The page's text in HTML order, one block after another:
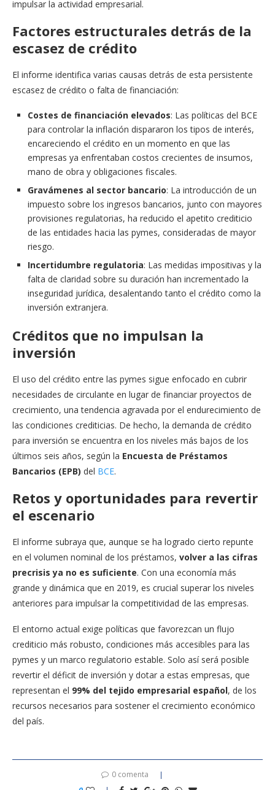
impulsar la actividad empresarial.
Factores estructurales detrás de la
escasez de crédito
El informe identifica varias causas detrás de esta persistente
escasez de crédito o falta de financiación:
Costes de financiación elevados: Las políticas del BCE
para controlar la inflación dispararon los tipos de interés,
encareciendo el crédito en un momento en que las
empresas ya enfrentaban costos crecientes de insumos,
mano de obra y obligaciones fiscales.
Gravámenes al sector bancario: La introducción de un
impuesto sobre los ingresos bancarios, junto con mayores
provisiones regulatorias, ha reducido el apetito crediticio
de las entidades hacia las pymes, consideradas de mayor
riesgo.
Incertidumbre regulatoria: Las medidas impositivas y la
falta de claridad sobre su duración han incrementado la
inseguridad jurídica, desalentando tanto el crédito como la
inversión extranjera.
Créditos que no impulsan la
inversión
El uso del crédito entre las pymes sigue enfocado en cubrir
necesidades de circulante en lugar de financiar proyectos de
crecimiento, una tendencia agravada por el endurecimiento de
las condiciones crediticias. De hecho, la demanda de crédito
para inversión se encuentra en los niveles más bajos de los
últimos seis años, según la Encuesta de Préstamos
Bancarios (EPB) del BCE.
Retos y oportunidades para revertir
el escenario
El informe subraya que, aunque se ha logrado cierto repunte
en el volumen nominal de los préstamos, volver a las cifras
precrisis ya no es suficiente. Con una economía más
grande y dinámica que en 2019, es crucial superar los niveles
anteriores para impulsar la competitividad de las empresas.
El entorno actual exige políticas que favorezcan un flujo
crediticio más robusto, condiciones más accesibles para las
pymes y un marco regulatorio estable. Solo así será posible
revertir el déficit de inversión y dotar a estas empresas, que
representan el 99% del tejido empresarial español, de los
recursos necesarios para sostener el crecimiento económico
del país.
0 comenta